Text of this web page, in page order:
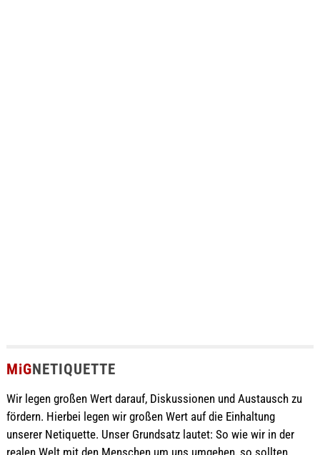
MiGNETIQUETTE
Wir legen großen Wert darauf, Diskussionen und Austausch zu
fördern. Hierbei legen wir großen Wert auf die Einhaltung
unserer Netiquette. Unser Grundsatz lautet: So wie wir in der
realen Welt mit den Menschen um uns umgehen, so sollten